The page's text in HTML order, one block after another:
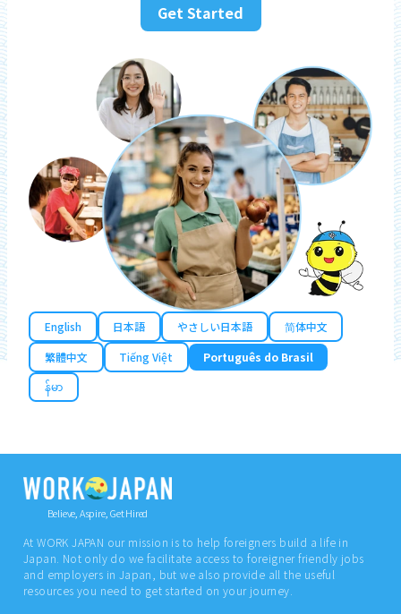
Get Started
English 日本語 やさしい日本語
简体中文
繁體中文
Tiếng Việt
Português do Brasil
န်မာ
Believe, Aspire, Get Hired
At WORK JAPAN our mission is to help foreigners build a life in
Japan. Not only do we facilitate access to foreigner friendly jobs
and employers in Japan, but we also provide all the useful
resources you need to get started on your journey.